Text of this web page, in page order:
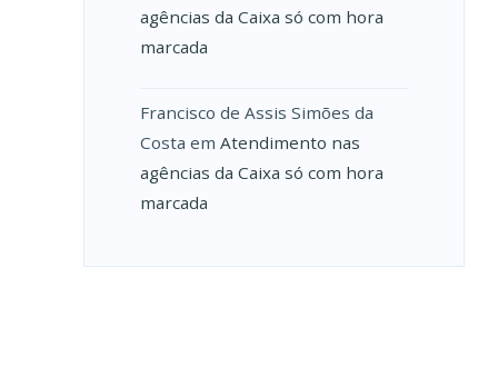
agências da Caixa só com hora
marcada
Francisco de Assis Simões da
Costa em Atendimento nas
agências da Caixa só com hora
marcada